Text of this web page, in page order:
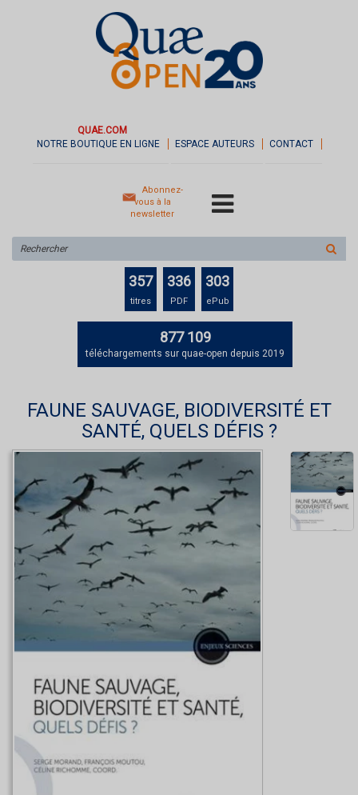
QUAE.COM
NOTRE BOUTIQUE EN LIGNE
ESPACE AUTEURS CONTACT
Abonnez-
vous à la
newsletter
sur
le
357
titres
336
PDF
303
ePub
877 109
téléchargements sur quae-open depuis 2019
FAUNE SAUVAGE, BIODIVERSITÉ ET
SANTÉ, QUELS DÉFIS ?